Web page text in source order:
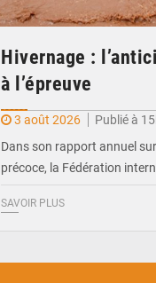
Hivernage :
à l’épreuve
3 août 2026
Publié à
Dans son rapport annuel
précoce, la Fédération
SAVOIR PLUS